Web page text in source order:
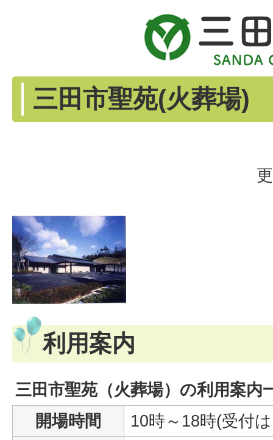
三田市聖苑(火葬場)
利用案内
三田市聖苑（火葬場）の利用案内
開場時間
10時～18時(受付